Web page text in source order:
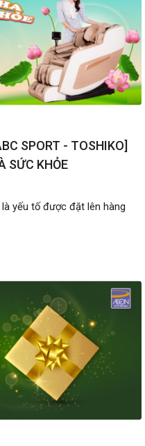
SPORT - TOSHIKO]
SỨC KHỎE
yếu tố được đặt lên hàng